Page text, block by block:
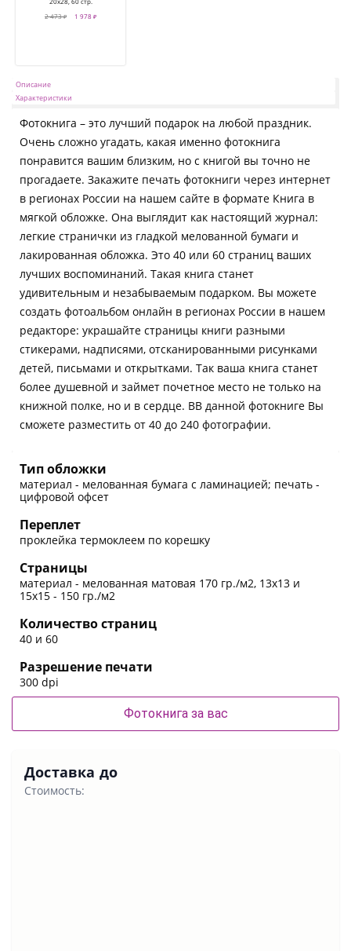
20х28, 60 стр.
2 473 ₽
1 978 ₽
Описание
Характеристики
Фотокнига – это лучший подарок на любой праздник.
Очень сложно угадать, какая именно фотокнига
понравится вашим близким, но с книгой вы точно не
прогадаете. Закажите печать фотокниги через интернет
в регионах России на нашем сайте в формате Книга в
мягкой обложке. Она выглядит как настоящий журнал:
легкие странички из гладкой мелованной бумаги и
лакированная обложка. Это 40 или 60 страниц ваших
лучших воспоминаний. Такая книга станет
удивительным и незабываемым подарком. Вы можете
создать фотоальбом онлайн в регионах России в нашем
редакторе: украшайте страницы книги разными
стикерами, надписями, отсканированными рисунками
детей, письмами и открытками. Так ваша книга станет
более душевной и займет почетное место не только на
книжной полке, но и в сердце. ВВ данной фотокниге Вы
сможете разместить от 40 до 240 фотографии.
Тип обложки
материал - мелованная бумага с ламинацией; печать -
цифровой офсет
Переплет
проклейка термоклеем по корешку
Страницы
материал - мелованная матовая 170 гр./м2, 13х13 и
15х15 - 150 гр./м2
Количество страниц
40 и 60
Разрешение печати
300 dpi
Фотокнига за вас
Доставка до
Стоимость: